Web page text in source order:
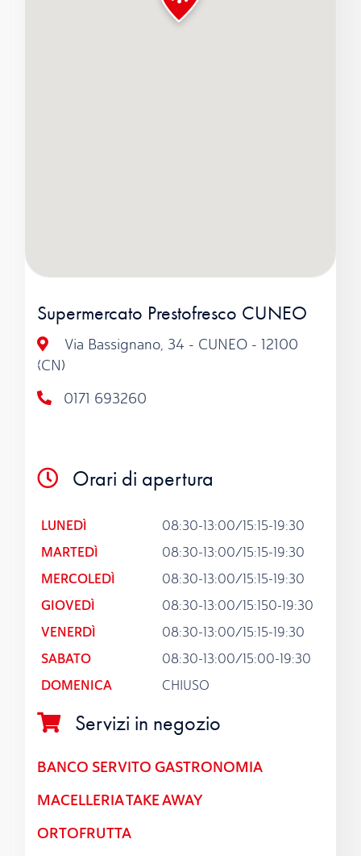
Supermercato Prestofresco CUNEO
Via Bassignano, 34 - CUNEO - 12100
(CN)
0171 693260
Orari di apertura
LUNEDÌ 08:30-13:00/15:15-19:30
MARTEDÌ 08:30-13:00/15:15-19:30
MERCOLEDÌ 08:30-13:00/15:15-19:30
GIOVEDÌ 08:30-13:00/15:150-19:30
VENERDÌ 08:30-13:00/15:15-19:30
SABATO 08:30-13:00/15:00-19:30
DOMENICA CHIUSO
Servizi in negozio
BANCO SERVITO GASTRONOMIA
MACELLERIA TAKE AWAY
ORTOFRUTTA